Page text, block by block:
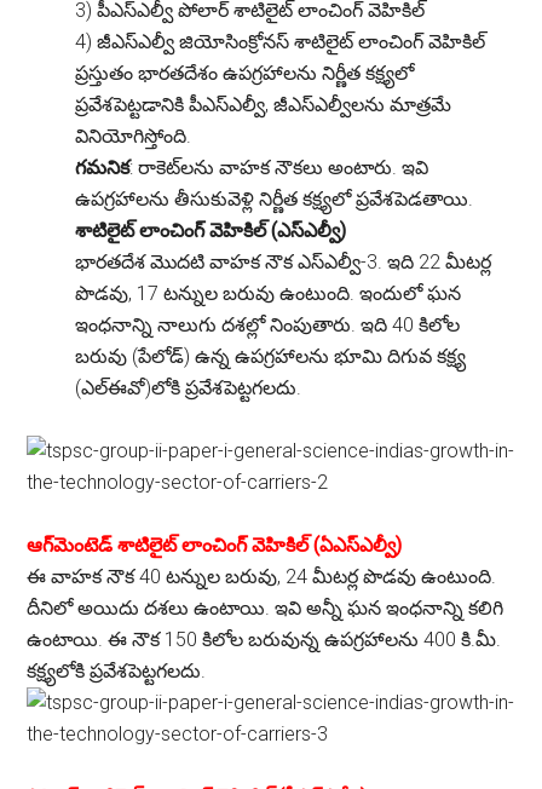
3) పీఎస్ఎల్వీ పోలార్ శాటిలైట్ లాంచింగ్ వెహికిల్
4) జీఎస్ఎల్వీ జియోసింక్రోనస్ శాటిలైట్ లాంచింగ్ వెహికిల్
ప్రస్తుతం భారతదేశం ఉపగ్రహాలను నిర్ణీత కక్ష్యలో
ప్రవేశపెట్టడానికి పీఎస్ఎల్వీ, జీఎస్ఎల్వీలను మాత్రమే
వినియోగిస్తోంది.
గమనిక: రాకెట్‌లను వాహక నౌకలు అంటారు. ఇవి
ఉపగ్రహాలను తీసుకువెళ్లి నిర్ణీత కక్ష్యలో ప్రవేశపెడతాయి.
శాటిలైట్ లాంచింగ్ వెహికిల్ (ఎస్ఎల్వీ)
భారతదేశ మొదటి వాహక నౌక ఎస్ఎల్వీ-3. ఇది 22 మీటర్ల
పొడవు, 17 టన్నుల బరువు ఉంటుంది. ఇందులో ఘన
ఇంధనాన్ని నాలుగు దశల్లో నింపుతారు. ఇది 40 కిలోల
బరువు (పేలోడ్) ఉన్న ఉపగ్రహాలను భూమి దిగువ కక్ష్య
(ఎల్ఈవో)లోకి ప్రవేశపెట్టగలదు.
ఆగ్‌మెంటెడ్ శాటిలైట్ లాంచింగ్ వెహికిల్ (ఏఎస్ఎల్వీ)
ఈ వాహక నౌక 40 టన్నుల బరువు, 24 మీటర్ల పొడవు ఉంటుంది.
దీనిలో అయిదు దశలు ఉంటాయి. ఇవి అన్నీ ఘన ఇంధనాన్ని కలిగి
ఉంటాయి. ఈ నౌక 150 కిలోల బరువున్న ఉపగ్రహాలను 400 కి.మీ.
కక్ష్యలోకి ప్రవేశపెట్టగలదు.